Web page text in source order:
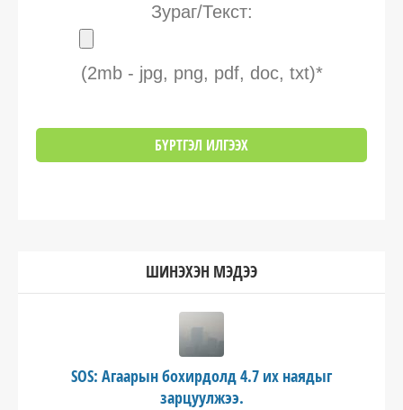
Зураг/Текст:
(2mb - jpg, png, pdf, doc, txt)*
ШИНЭХЭН МЭДЭЭ
SOS: Агаарын бохирдолд 4.7 их наядыг
зарцуулжээ.